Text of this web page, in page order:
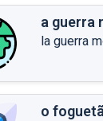
a guerra
la guerra
o